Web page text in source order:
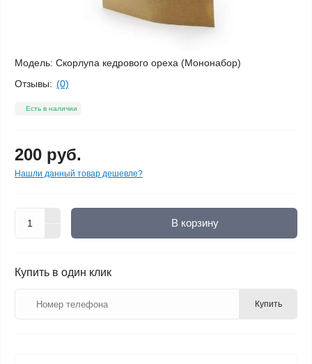
Модель: Скорлупа кедрового ореха (Мононабор)
Отзывы: (0)
Есть в наличии
200 руб.
Нашли данный товар дешевле?
В корзину
Купить в один клик
Купить